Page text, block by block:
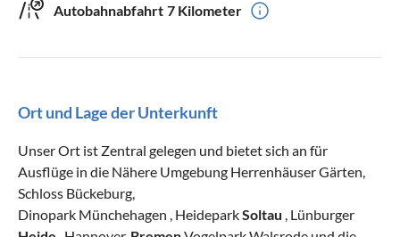
Autobahnabfahrt 7 Kilometer
Ort und Lage der Unterkunft
Unser Ort ist Zentral gelegen und bietet sich an für
Ausflüge in die Nähere Umgebung Herrenhäuser Gärten,
Schloss Bückeburg,
Dinopark Münchehagen , HeideparkSoltau , Lünburger